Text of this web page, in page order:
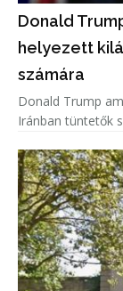
Donald
helyezett
számára
Donald Trump
Iránban tüntetők